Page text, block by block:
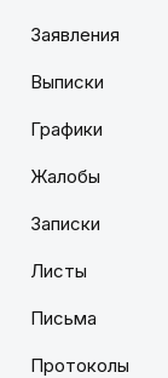
Заявления
Выписки
Графики
Жалобы
Записки
Листы
Письма
Протоколы